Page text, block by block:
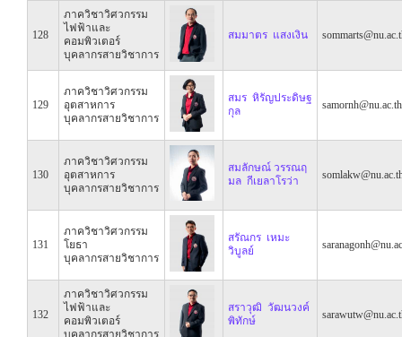
128
ภาควิชาวิศวกรรม
ไฟฟ้าและ
คอมพิวเตอร์
บุคลากรสายวิชาการ
สมมาตร แสงเงิน
129
ภาควิชาวิศวกรรม
อุตสาหการ
บุคลากรสายวิชาการ
สมร หิรัญประดิษฐ
กุล
samornh@nu.ac.th
130
ภาควิชาวิศวกรรม
อุตสาหการ
บุคลากรสายวิชาการ
สมลักษณ์ วรรณฤ
มล กีเยลาโรว่า
131
ภาควิชาวิศวกรรม
โยธา
บุคลากรสายวิชาการ
สรัณกร เหมะ
วิบูลย์
132
ภาควิชาวิศวกรรม
ไฟฟ้าและ
คอมพิวเตอร์
บุคลากรสายวิชาการ
สราวุฒิ วัฒนวงค์
พิทักษ์